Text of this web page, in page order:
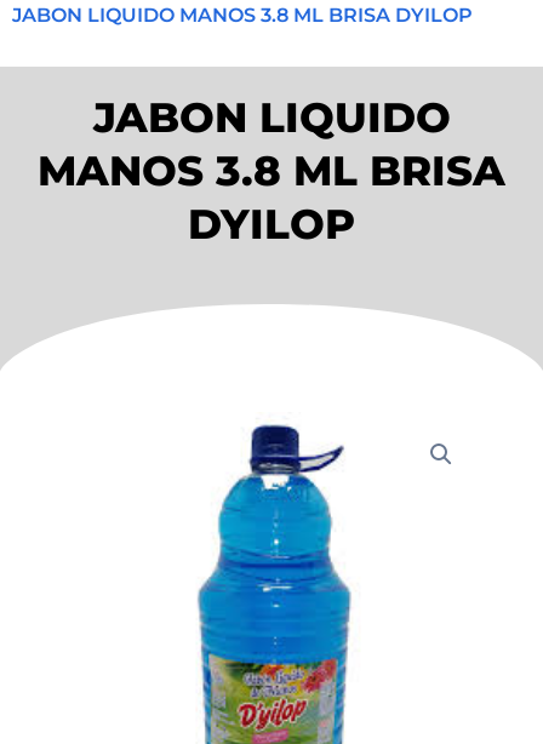
JABON LIQUIDO MANOS 3.8 ML BRISA DYILOP
JABON LIQUIDO
MANOS 3.8 ML BRISA
DYILOP